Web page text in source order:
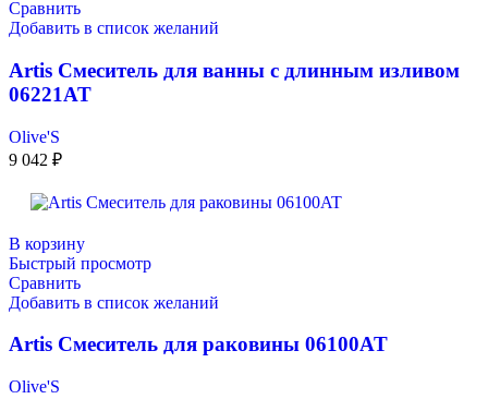
Сравнить
Добавить в список желаний
Artis Смеситель для ванны с длинным изливом
06221AT
Olive'S
9 042 ₽
В корзину
Быстрый просмотр
Сравнить
Добавить в список желаний
Artis Смеситель для раковины 06100AT
Olive'S